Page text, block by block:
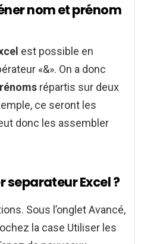
nom et prénom
est possible en
«&». On a donc
répartis sur deux
ce seront les
donc les assembler
Excel ?
Sous l’onglet Avancé,
la case Utiliser les